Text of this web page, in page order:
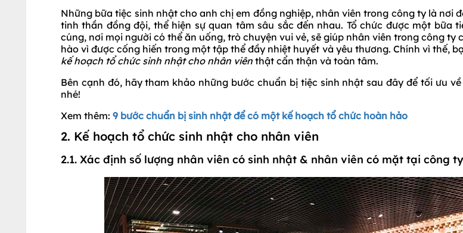
Những bữa tiệc sinh nhật cho anh chị em đồng nghiệp, nhân viên trong công ty là nơi
tinh thần đồng đội, thể hiện sự quan tâm sâu sắc đến nhau. Tổ chức được một bữa
cúng, nơi mọi người có thể ăn uống, trò chuyện vui vẻ, sẽ giúp nhân viên trong công ty
hào vì được cống hiến trong một tập thể đầy nhiệt huyết và yêu thương. Chính vì thế,
kế hoạch tổ chức sinh nhật cho nhân viên thật cẩn thận và toàn tâm.
Bên cạnh đó, hãy tham khảo những bước chuẩn bị tiệc sinh nhật sau đây để tối ưu
nhé!
Xem thêm: 9 bước chuẩn bị sinh nhật để có một kế hoạch tổ chức hoàn hảo
2. Kế hoạch tổ chức sinh nhật cho nhân viên
2.1. Xác định số lượng nhân viên có sinh nhật & nhân viên có mặt tại công ty